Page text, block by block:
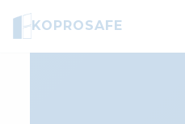
KOPROSAFE